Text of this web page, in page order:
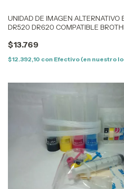
UNIDAD DE IMAGEN ALTERNATIVO
DR520 DR620 COMPATIBLE
(DR520,DR650,DR3100,DR620)
$13.769
$12.392,10 con Efectivo (en nuestro